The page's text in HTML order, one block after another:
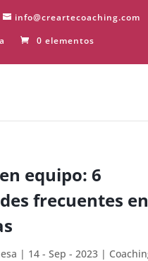
info@creartecoaching.com
0 elementos
equipo: 6
frecuentes
| 14 - Sep - 2023|